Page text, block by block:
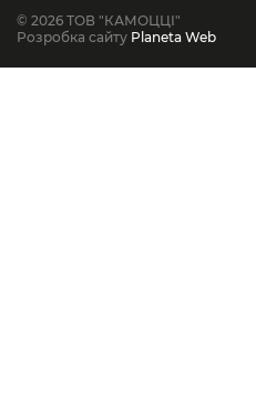
© 2026 ТОВ "КАМОЦЦІ"
Розробка сайту Planeta Web